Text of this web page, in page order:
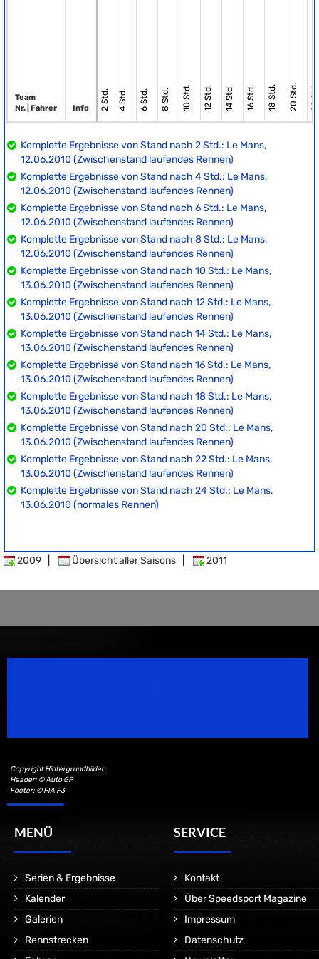
Team
Nr. | Fahrer
Info 2 Std. 4 Std. 6 Std. 8 Std. 10 Std. 12 Std. 14 Std. 16 Std. 18 Std. 20 Std. 22 Std.
Komplette Ergebnisse von Stand nach 2 Std.: Le Mans,
12.06.2010 (Zwischenstand laufendes Rennen)
Komplette Ergebnisse von Stand nach 4 Std.: Le Mans,
12.06.2010 (Zwischenstand laufendes Rennen)
Komplette Ergebnisse von Stand nach 6 Std.: Le Mans,
12.06.2010 (Zwischenstand laufendes Rennen)
Komplette Ergebnisse von Stand nach 8 Std.: Le Mans,
12.06.2010 (Zwischenstand laufendes Rennen)
Komplette Ergebnisse von Stand nach 10 Std.: Le Mans,
13.06.2010 (Zwischenstand laufendes Rennen)
Komplette Ergebnisse von Stand nach 12 Std.: Le Mans,
13.06.2010 (Zwischenstand laufendes Rennen)
Komplette Ergebnisse von Stand nach 14 Std.: Le Mans,
13.06.2010 (Zwischenstand laufendes Rennen)
Komplette Ergebnisse von Stand nach 16 Std.: Le Mans,
13.06.2010 (Zwischenstand laufendes Rennen)
Komplette Ergebnisse von Stand nach 18 Std.: Le Mans,
13.06.2010 (Zwischenstand laufendes Rennen)
Komplette Ergebnisse von Stand nach 20 Std.: Le Mans,
13.06.2010 (Zwischenstand laufendes Rennen)
Komplette Ergebnisse von Stand nach 22 Std.: Le Mans,
13.06.2010 (Zwischenstand laufendes Rennen)
Komplette Ergebnisse von Stand nach 24 Std.: Le Mans,
13.06.2010 (normales Rennen)
2009 Übersicht aller Saisons 2011
Copyright Hintergrundbilder:
Header: © Auto GP
Footer: © FIA F3
MENÜ
Serien & Ergebnisse
Kalender
Galerien
Rennstrecken
SERVICE
Kontakt
Über Speedsport Magazine
Impressum
Datenschutz